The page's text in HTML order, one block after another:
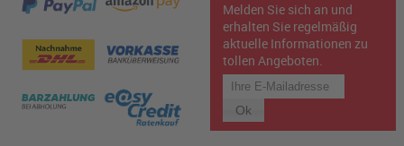
Melden Sie sich an und
erhalten Sie regelmäßig
aktuelle Informationen zu
tollen Angeboten.